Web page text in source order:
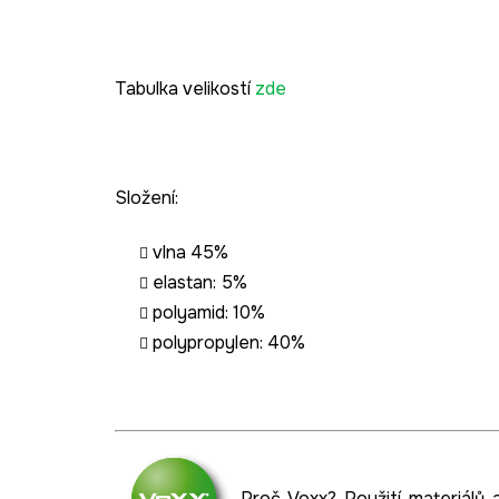
Tabulka velikostízde
Složení:
vlna 45%
elastan: 5%
polyamid: 10%
polypropylen: 40%